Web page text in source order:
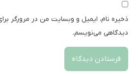
ذخیره نام، ایمیل و وبسایت من در مرورگر
دیدگاهی می‌نویسم.